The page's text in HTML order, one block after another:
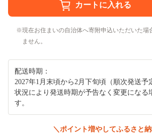
現在お住まいの自治体へ寄附申込いただいた場
ません。
配送時期：
2027年1月末頃から2月下旬頃（順次発送
状況により発送時期が予告なく変更になる
す。
＼ポイント増やしてふるさと